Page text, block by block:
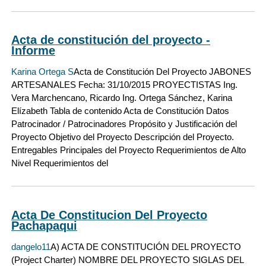
Acta de constitución del proyecto -
Informe
Karina Ortega SActa de Constitución Del Proyecto JABONES
ARTESANALES Fecha: 31/10/2015 PROYECTISTAS Ing.
Vera Marchencano, Ricardo Ing. Ortega Sánchez, Karina
Elízabeth Tabla de contenido Acta de Constitución Datos
Patrocinador / Patrocinadores Propósito y Justificación del
Proyecto Objetivo del Proyecto Descripción del Proyecto.
Entregables Principales del Proyecto Requerimientos de Alto
Nivel Requerimientos del
Acta De Constitucion Del Proyecto
Pachapaqui
dangelo11A) ACTA DE CONSTITUCIÓN DEL PROYECTO
(Project Charter) NOMBRE DEL PROYECTO SIGLAS DEL